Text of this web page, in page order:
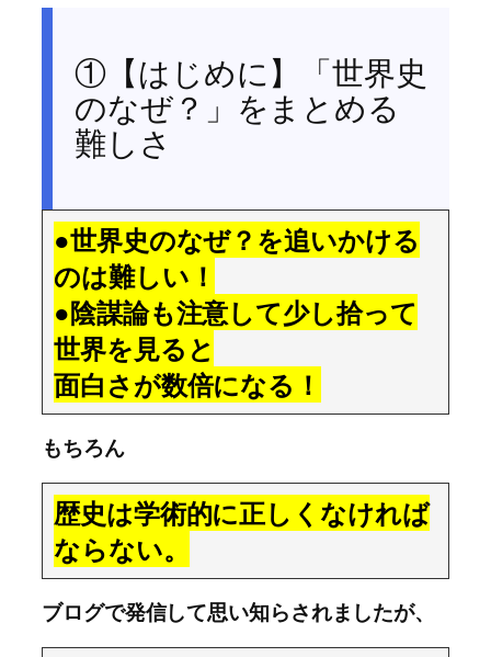
①【はじめに】「世界史
のなぜ？」をまとめる
難しさ
●世界史のなぜ？を追いかける
のは難しい！
●陰謀論も注意して少し拾って
世界を見ると
面白さが数倍になる！
もちろん
歴史は学術的に正しくなければ
ならない。
ブログで発信して思い知らされましたが、